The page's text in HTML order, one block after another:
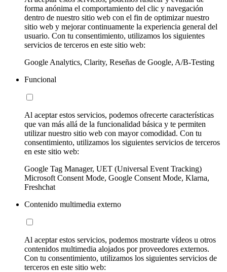
forma anónima el comportamiento del clic y navegación
dentro de nuestro sitio web con el fin de optimizar nuestro
sitio web y mejorar continuamente la experiencia general del
usuario. Con tu consentimiento, utilizamos los siguientes
servicios de terceros en este sitio web:
Google Analytics, Clarity, Reseñas de Google, A/B-Testing
Funcional
Al aceptar estos servicios, podemos ofrecerte características
que van más allá de la funcionalidad básica y te permiten
utilizar nuestro sitio web con mayor comodidad. Con tu
consentimiento, utilizamos los siguientes servicios de terceros
en este sitio web:
Google Tag Manager, UET (Universal Event Tracking)
Microsoft Consent Mode, Google Consent Mode, Klarna,
Freshchat
Contenido multimedia externo
Al aceptar estos servicios, podemos mostrarte vídeos u otros
contenidos multimedia alojados por proveedores externos.
Con tu consentimiento, utilizamos los siguientes servicios de
terceros en este sitio web: